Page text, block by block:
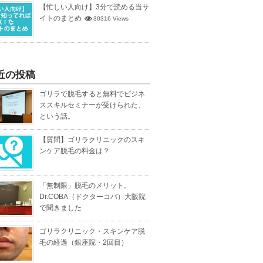
【忙しい人向け】3分で読める当サ
イトのまとめ
30316 Views
の投稿
ゴリラで脱毛すると無料でビジネ
ススキルセミナーが受けられた、
という話。
【質問】ゴリラクリニックのスキ
ンケア脱毛の料金は？
「無制限」脱毛のメリット。
Dr.COBA（ドクターコバ）大阪院
で聞きました
ゴリラクリニック・スキンケア脱
毛の経過（銀座院・2回目）